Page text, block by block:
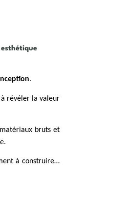
esthétique
.
à révéler la valeur
bruts et
à construire…